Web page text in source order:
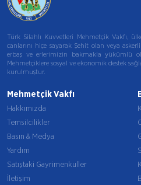
Türk Silahlı Kuvvetleri Mehmetçik Vakfı,
canlarını hiçe sayarak Şehit olan veya
erbaş ve erlerimizin bakmakla yükümlü
Mehmetçiklere sosyal ve ekonomik destek
kurulmuştur.
Mehmetçik Vakfı
Hakkımızda
Temsilcilikler
Basın & Medya
Yardım
Satıştaki Gayrimenkuller
İletişim